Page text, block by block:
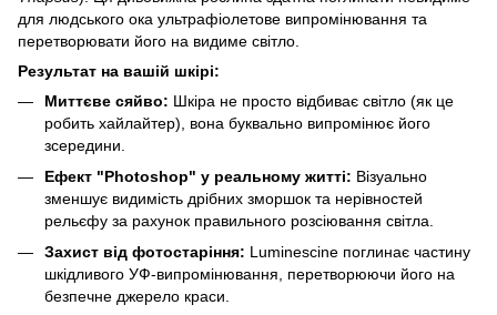
для людського ока ультрафіолетове випромінювання та
перетворювати його на видиме світло.
Результат на вашій шкірі:
Миттєве сяйво: Шкіра не просто відбиває світло (як це
робить хайлайтер), вона буквально випромінює його
зсередини.
Ефект "Photoshop" у реальному житті: Візуально
зменшує видимість дрібних зморшок та нерівностей
рельєфу за рахунок правильного розсіювання світла.
Захист від фотостаріння: Luminescine поглинає частину
шкідливого УФ-випромінювання, перетворюючи його на
безпечне джерело краси.